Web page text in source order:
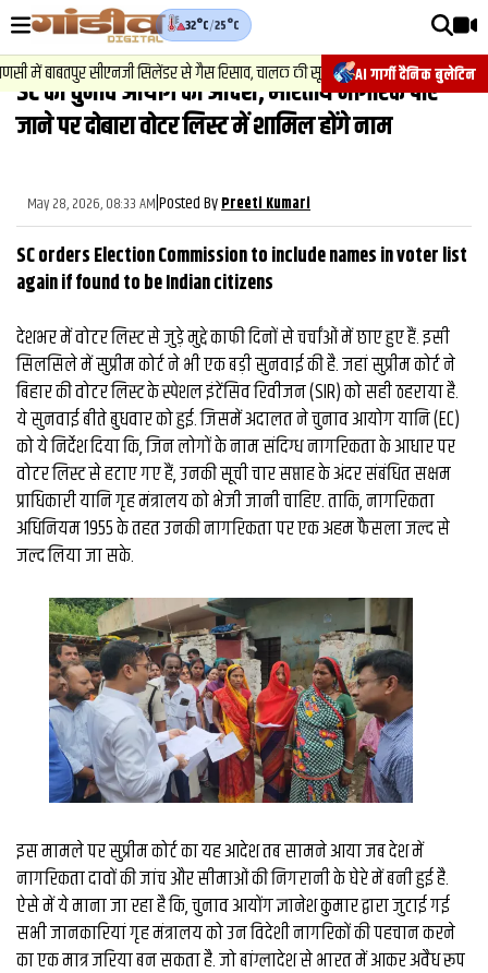
AI गार्गी दैनिक बुलेटिन
32°C/25°C
बाबतपुर सीएनजी सिलेंडर से गैस रिसाव, चालक की सूझबूझ से टला बड़ा हादसा. 2.
वीडियोज़
वाराणसी न्यूज़
राजनीति
फिल्मी
साहित्य
संस्कृति
ख़ान पान और जीवनशैली
अंतरराष्ट्रीय
फैक्ट चेक
व्यापार
मौसम
SC का चुनाव आयोग को आदेश, भारतीय नागरिक पाए
जाने पर दोबारा वोटर लिस्ट में शामिल होंगे नाम
May 28, 2026, 08:33 AM|Posted ByPreeti Kumari
SC orders Election Commission to include names in voter list
again if found to be Indian citizens
देशभर में वोटर लिस्ट से जुड़े मुद्दे काफी दिनों से चर्चांओं में छाए हुए हैं. इसी
सिलसिले में सुप्रीम कोर्ट ने भी एक बड़ी सुनवाई की है. जहां सुप्रीम कोर्ट ने
बिहार की वोटर लिस्ट के स्पेशल इंटेंसिव रिवीजन (SIR) को सही ठहराया है.
ये सुनवाई बीते बुधवार को हुई. जिसमें अदालत ने चुनाव आयोग यानि (EC)
को ये निर्देश दिया कि, जिन लोगों के नाम संदिग्ध नागरिकता के आधार पर
वोटर लिस्ट से हटाए गए हैं, उनकी सूची चार सप्ताह के अंदर संबंधित सक्षम
प्राधिकारी यानि गृह मंत्रालय को भेजी जानी चाहिए. ताकि, नागरिकता
अधिनियम 1955 के तहत उनकी नागरिकता पर एक अहम फैसला जल्द से
जल्द लिया जा सके.
इस मामले पर सुप्रीम कोर्ट का यह आदेश तब सामने आया जब देश में
नागरिकता दावों की जांच और सीमाओं की निगरानी के घेरे में बनी हुई है.
ऐसे में ये माना जा रहा है कि, चुनाव आयोंग ज्ञानेश कुमार द्वारा जुटाई गई
सभी जानकारियां गृह मंत्रालय को उन विदेशी नागरिकों की पहचान करने
का एक मात्र जरिया बन सकता है. जो बांग्लादेश से भारत में आकर अवैध रूप